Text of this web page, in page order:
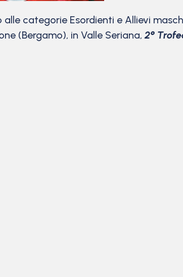
alle categorie Esordienti e Allievi
(Bergamo), in Valle Seriana,2°